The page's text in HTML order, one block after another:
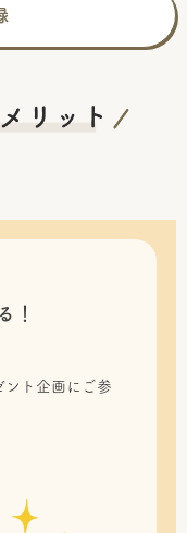
！
ント企画にご参